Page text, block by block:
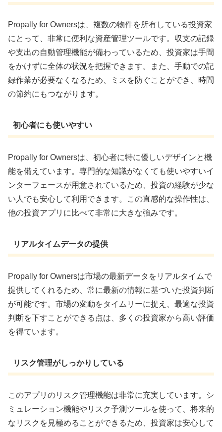
Propally for Ownersは、複数の物件を所有している投資家
にとって、非常に便利な資産管理ツールです。収支の記録
や支出の自動管理機能が備わっているため、投資家は手間
をかけずに全体の状況を把握できます。また、手動での記
録作業が必要なくなるため、ミスを防ぐことができ、時間
の節約にもつながります。
初心者にも使いやすい
Propally for Ownersは、初心者に特に優しいデザインと機
能を備えています。専門的な知識がなくても使いやすいイ
ンターフェースが用意されているため、投資の経験が少な
い人でも安心して利用できます。この直感的な操作性は、
他の投資アプリに比べて非常に大きな強みです。
リアルタイムデータの提供
Propally for Ownersは市場の最新データをリアルタイムで
提供してくれるため、常に最新の情報に基づいた投資判断
が可能です。市場の変動をタイムリーに捉え、最適な投資
判断を下すことができる点は、多くの投資家から高い評価
を得ています。
リスク管理がしっかりしている
このアプリのリスク管理機能は非常に充実しています。シ
ミュレーション機能やリスク予測ツールを使って、将来的
なリスクを見極めることができるため、投資家は安心して